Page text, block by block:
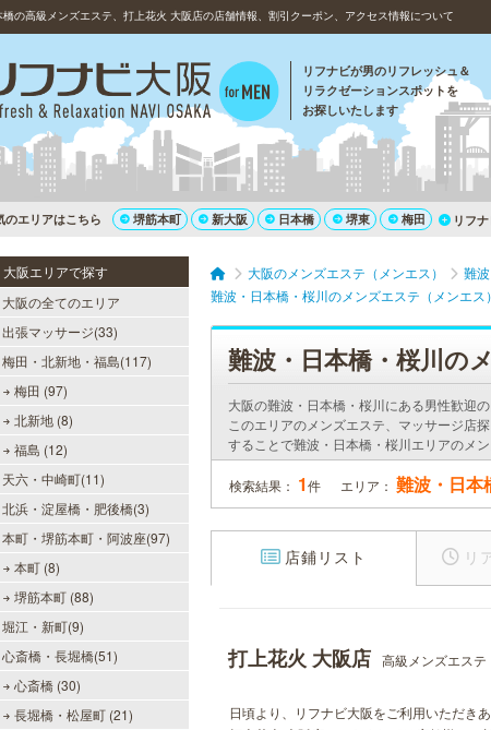
橋の高級メンズエステ、打上花火 大阪店の店舗情報、割引クーポン、アクセス情報について
リフナビが男のリフレッシュ＆
リラクゼーションスポットを
お探しいたします
のエリアはこちら 堺筋本町 新大阪 日本橋 堺東 梅田 リフ
大阪エリアで探す
大阪の全てのエリア
出張マッサージ(33)
梅田・北新地・福島(117)
梅田 (97)
北新地 (8)
福島 (12)
天六・中崎町(11)
北浜・淀屋橋・肥後橋(3)
本町・堺筋本町・阿波座(97)
本町 (8)
堺筋本町 (88)
堀江・新町(9)
心斎橋・長堀橋(51)
心斎橋 (30)
長堀橋・松屋町 (21)
大阪のメンズエステ（メンエス）
難
難波・日本橋・桜川のメンズエステ（メンエス）
難波・日本橋・桜川の
大阪の難波・日本橋・桜川にある男性歓迎
このエリアのメンズエステ、マッサージ店
することで難波・日本橋・桜川エリアのメ
検索結果： 1件 エリア： 難波・日本
店鋪リスト リ
打上花火 大阪店 高級メンズエステ
日頃より、リフナビ大阪をご利用いただきあ